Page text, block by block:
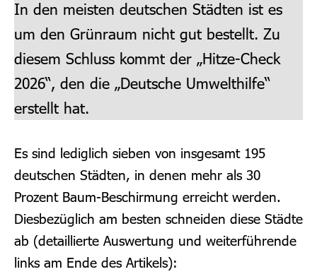
In den meisten deutschen Städten ist es
um den Grünraum nicht gut bestellt. Zu
diesem Schluss kommt der „Hitze-Check
2026“, den die „Deutsche Umwelthilfe“
erstellt hat.
Es sind lediglich sieben von insgesamt 195
deutschen Städten, in denen mehr als 30
Prozent Baum-Beschirmung erreicht werden.
Diesbezüglich am besten schneiden diese Städte
ab (detaillierte Auswertung und weiterführende
links am Ende des Artikels):